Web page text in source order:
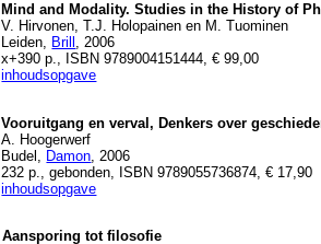
Mind and Modality. Studies in the History of
V. Hirvonen,T.J. Holopainen en M.Tuominen
Leiden, Brill ,2006
x+390 p., ISBN 9789004151444, € 99,00
inhoudsopgave
Vooruitgang en verval, Denkers over
A. Hoogerwerf
Budel, Damon, 2006
232 p., gebonden, ISBN 9789055736874, € 17,90
inhoudsopgave
Aansporing tot filosofie